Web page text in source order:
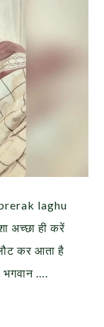
laghu
अच्छा ही करें
कर आता है
भगवान ….